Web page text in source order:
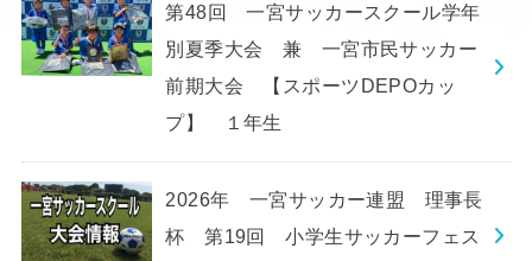
第48回 一宮サッカースクール学年
別夏季大会 兼 一宮市民サッカー
前期大会 【スポーツDEPOカッ
プ】 １年生
2026年 一宮サッカー連盟 理事長
杯 第19回 小学生サッカーフェス